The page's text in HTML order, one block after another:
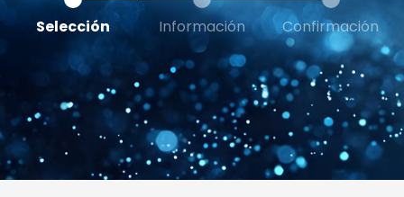
Selección Información Confirmación